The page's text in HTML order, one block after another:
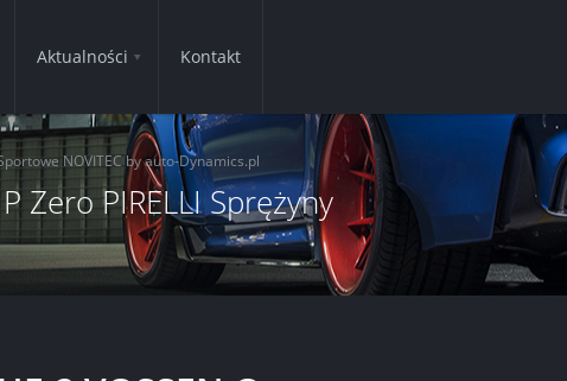
Aktualności Kontakt
NOVITEC by auto-Dynamics.pl
Zero PIRELLI Sprężyny